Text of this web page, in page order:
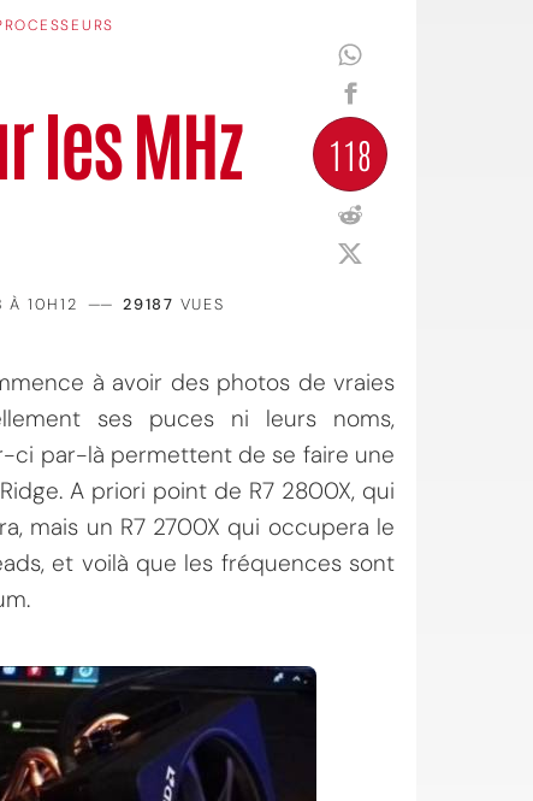
les MHz 118
À 10H12 —— 29187 VUES
à avoir des photos de vraies
ses puces ni leurs noms,
ci par-là permettent de se faire une
A priori point de R7 2800X, qui
mais un R7 2700X qui occupera le
et voilà que les fréquences sont